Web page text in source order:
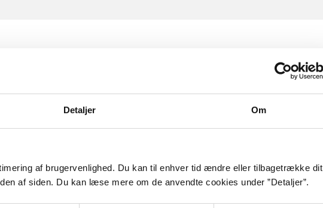
Detaljer Om
af brugervenlighed. Du kan til enhver tid ændre eller tilbagetrække dit
af siden. Du kan læse mere om de anvendte cookies under ”Detaljer”.